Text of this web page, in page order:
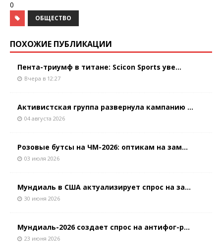
0
ОБЩЕСТВО
ПОХОЖИЕ ПУБЛИКАЦИИ
Пента-триумф в титане: Scicon Sports уве...
Вчера в 12:27
Активистская группа развернула кампанию ...
04 августа 2026
Розовые бутсы на ЧМ-2026: оптикам на зам...
03 июля 2026
Мундиаль в США актуализирует спрос на за...
30 июня 2026
Мундиаль-2026 создает спрос на антифог-р...
23 июня 2026